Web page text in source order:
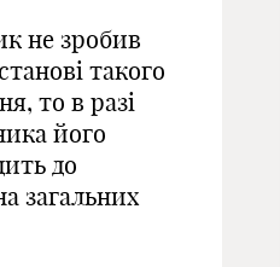
не зробив
такого
то в разі
його
до
загальних